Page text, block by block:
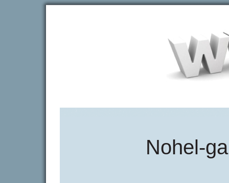
Nohel-